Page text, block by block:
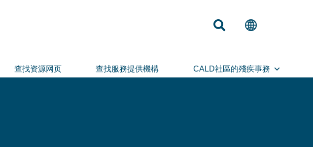
查找资源网页 查找服務提供機構 CALD社區的殘疾事務